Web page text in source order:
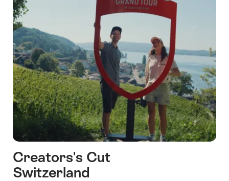
Creators's Cut
Switzerland